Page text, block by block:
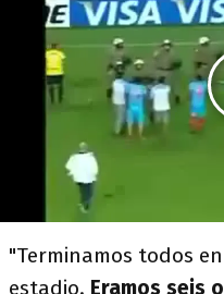
"Terminamos todos
estadio. Eramos seis